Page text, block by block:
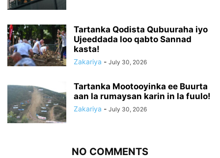
Tartanka Qodista Qubuuraha iyo
Ujeeddada loo qabto Sannad
kasta!
Zakariya - July 30, 2026
Tartanka Mootooyinka ee Buurta
aan la rumaysan karin in la fuulo!
Zakariya - July 30, 2026
NO COMMENTS